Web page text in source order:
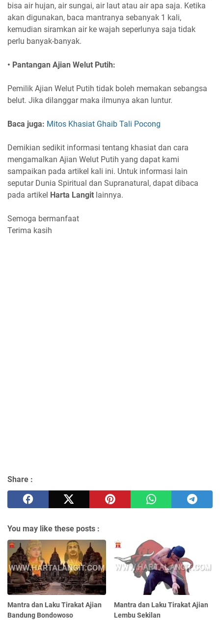
bisa air hujan, air sungai, air laut atau air apa saja. Ketika
akan digunakan, baca mantranya sebanyak 1 kali,
kemudian siramkan air ke wajah seperlunya saja tidak
perlu banyak-banyak.
• Pantangan Ajian Welut Putih:
Pemilik Ajian Welut Putih tidak boleh memakan sebangsa
belut. Jika dilanggar maka ilmunya akan luntur.
Baca juga: Mitos Khasiat Ghaib Tali Pocong
Demikian sedikit informasi tentang khasiat dan cara
mengamalkan Ajian Welut Putih yang dapat kami
sampaikan pada artikel kali ini. Untuk informasi lain
seputar Dunia Spiritual dan Supranatural, dapat dibaca
pada artikel Harta Langit lainnya.
Semoga bermanfaat
Terima kasih
Share :
You may like these posts :
Mantra dan Laku Tirakat Ajian
Bandung Bondowoso
Mantra dan Laku Tirakat Ajian
Lembu Sekilan